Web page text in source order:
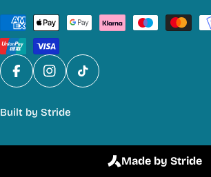
p
r
å
k
Betalmetoder
FacebookInstagram
TikTok
Built by Stride
Made by Stride